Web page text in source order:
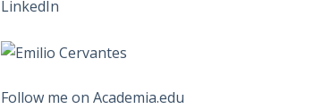
Follow me on Academia.edu